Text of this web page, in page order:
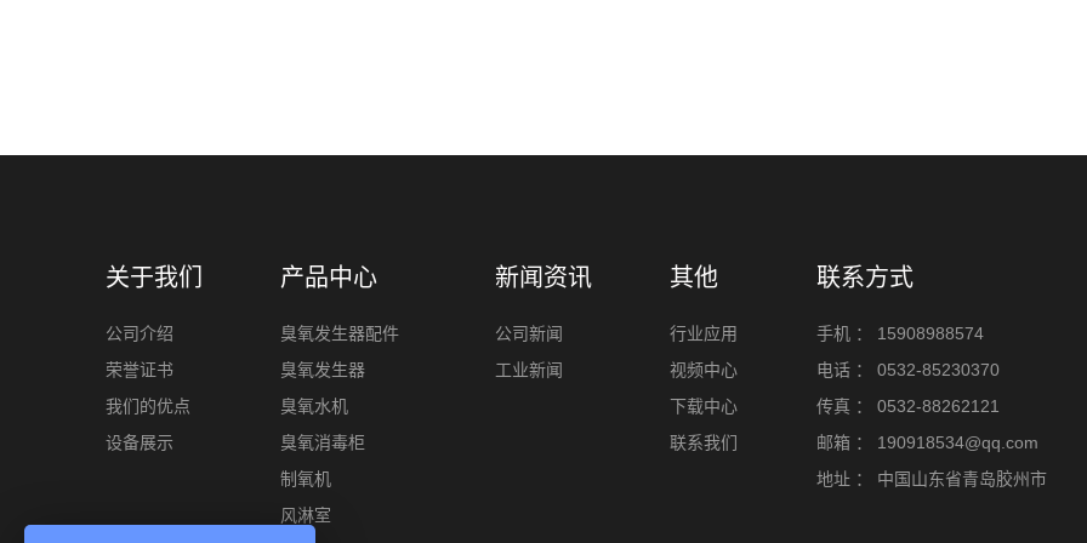
关于我们
公司介绍
荣誉证书
我们的优点
设备展示
产品中心
臭氧发生器配件
臭氧发生器
臭氧水机
臭氧消毒柜
制氧机
风淋室
新闻资讯
公司新闻
工业新闻
其他
行业应用
视频中心
下载中心
联系我们
联系方式
手机 ：
15908988574
电话 ：
0532-85230370
传真 ：
0532-88262121
邮箱 ：
190918534@qq.com
地址 ：
中国山东省青岛胶州市